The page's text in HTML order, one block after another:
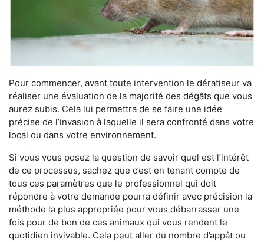
Pour commencer, avant toute intervention le dératiseur va
réaliser une évaluation de la majorité des dégâts que vous
aurez subis. Cela lui permettra de se faire une idée
précise de l’invasion à laquelle il sera confronté dans votre
local ou dans votre environnement.
Si vous vous posez la question de savoir quel est l’intérêt
de ce processus, sachez que c’est en tenant compte de
tous ces paramètres que le professionnel qui doit
répondre à votre demande pourra définir avec précision la
méthode la plus appropriée pour vous débarrasser une
fois pour de bon de ces animaux qui vous rendent le
quotidien invivable. Cela peut aller du nombre d’appât ou